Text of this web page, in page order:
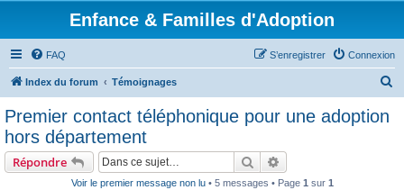
Enfance & Familles d'Adoption
FAQ Connexion
S’enregistrer
Index du forum Témoignages
Premier contact téléphonique pour une adoption
hors département
Répondre Rechercher
Voir le premier message non lu• 5 messages • Page 1 sur 1